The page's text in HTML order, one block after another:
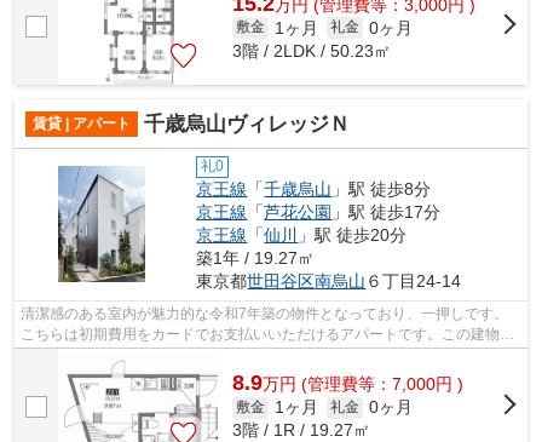
万 円 (管理費等：3,000円 )
敷金 1ヶ月 礼金 0ヶ月
3階 / 2LDK / 50.23㎡
賃貸 | アパート 千歳烏山ヴィレッジＮ
礼0
京王線 「千歳烏山 」駅 徒歩8分
京王線 「芦花公園 」駅 徒歩17分
京王線 「仙川
」駅 徒歩20分
築1年 / 19.27㎡
東京都世田谷区南烏山 ６丁目24-14
清潔感のある室内が魅力的な令和7年築の物件となっており、一押しです。
こちらは初期費用をカードでお支払いいただけるアパートです。この建物の
敷地内にごみ置き場があります。通風シ...
8.9万円 (管理費等：7,000円 )
敷金 1ヶ月 礼金 0ヶ月
3階 / 1R / 19.27㎡